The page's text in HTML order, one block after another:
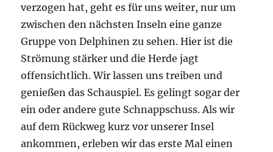
verzogen hat, geht es für uns weiter, nur um
zwischen den nächsten Inseln eine ganze
Gruppe von Delphinen zu sehen. Hier ist die
Strömung stärker und die Herde jagt
offensichtlich. Wir lassen uns treiben und
genießen das Schauspiel. Es gelingt sogar der
ein oder andere gute Schnappschuss. Als wir
auf dem Rückweg kurz vor unserer Insel
ankommen, erleben wir das erste Mal einen